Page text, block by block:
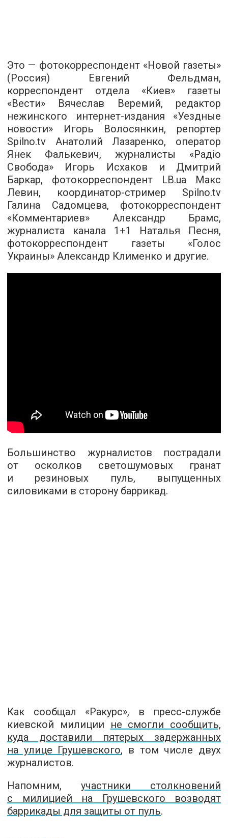
Это — фотокорреспондент «Новой газеты»
(Россия) Евгений Фельдман,
корреспондент отдела «Киев» газеты
«Вести» Вячеслав Веремий, редактор
нежинского интернет-издания «Уездные
новости» Игорь Волосянкин, репортер
Spilno.tv Анатолий Лазаренко, оператор
Янек Фалькевич, журналисты «Радіо
Свобода» Игорь Исхаков и Дмитрий
Баркар, фотокорреспондент LB.ua Макс
Левин, координатор-стример Spilno.tv
Галина Садомцева, фотокорреспондент
«Комментариев» Александр Брамс,
журналиста канала 1+1 Наталья Песня,
фотокорреспондент газеты «Голос
Украины» Александр Клименко и другие.
Большинство журналистов пострадали
от осколков светошумовых гранат
и резиновых пуль, выпущенных
силовиками в сторону баррикад.
Как сообщал «Ракурс», в пресс-службе
киевской милиции
не смогли сообщить,
куда доставили пятерых задержанных
на улице Грушевского, в том числе двух
журналистов.
Напомним, участники столкновений
с милицией на Грушевского возводят
баррикады для защиты от пуль.